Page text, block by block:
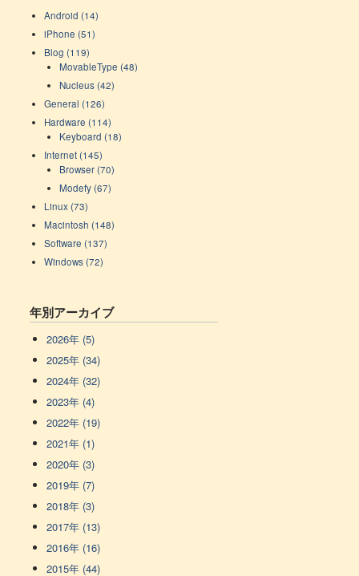
Android (14)
iPhone (51)
Blog (119)
MovableType (48)
Nucleus (42)
General (126)
Hardware (114)
Keyboard (18)
Internet (145)
Browser (70)
Modefy (67)
Linux (73)
Macintosh (148)
Software (137)
Windows (72)
年別アーカイブ
2026年 (5)
2025年 (34)
2024年 (32)
2023年 (4)
2022年 (19)
2021年 (1)
2020年 (3)
2019年 (7)
2018年 (3)
2017年 (13)
2016年 (16)
2015年 (44)